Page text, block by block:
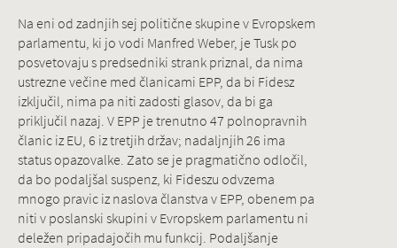
Na eni od zadnjih sej politične skupine v Evropskem
parlamentu, ki jo vodi Manfred Weber, je Tusk po
posvetovaju s predsedniki strank priznal, da nima
ustrezne večine med članicami EPP, da bi Fidesz
izključil, nima pa niti zadosti glasov, da bi ga
priključil nazaj. V EPP je trenutno 47 polnopravnih
članic iz EU, 6 iz tretjih držav; nadaljnjih 26 ima
status opazovalke. Zato se je pragmatično odločil,
da bo podaljšal suspenz, ki Fideszu odvzema
mnogo pravic iz naslova članstva v EPP, obenem pa
niti v poslanski skupini v Evropskem parlamentu ni
deležen pripadajočih mu funkcij. Podaljšanje